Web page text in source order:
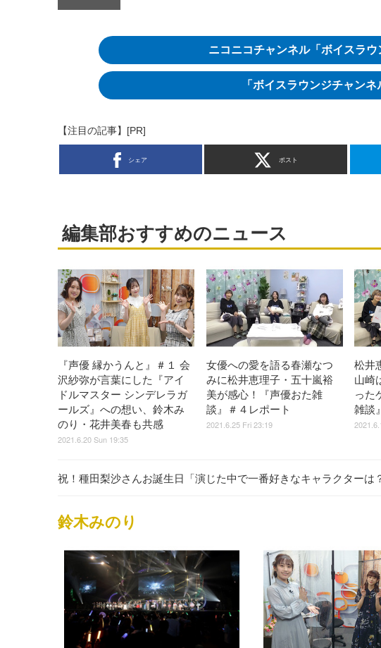
ニコニコチャンネル「ボイスラウ
「ボイスラウンジチャン
【注目の記事】[PR]
シェア ポスト
編集部おすすめのニュース
『声優 縁かうんと』＃１ 会
沢紗弥が言葉にした『アイ
ドルマスター シンデレラガ
ールズ』への想い、鈴木み
のり・花井美春も共感
2021.6.20 Sun 19:35
女優への愛を語る春瀬なつ
みに松井恵理子・五十嵐裕
美が感心！『声優おた雑
談』＃４レポート
2021.6.25 Fri 23:19
松井
山崎
った
雑談
祝！種田梨沙さんお誕生日「演じた中で一番好きなキャラクターは
鈴木みのり